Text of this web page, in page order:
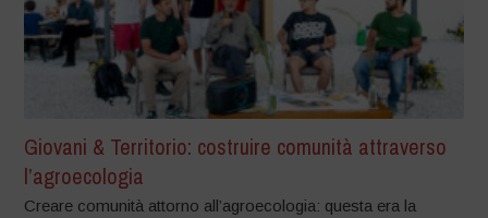
Giovani & Territorio: costruire comunità attraverso
l’agroecologia
Creare comunità attorno all’agroecologia: questa era la